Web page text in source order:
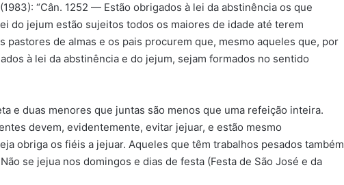
“Cân. 1252 — Estão obrigados à lei da abstinência os que
do jejum estão sujeitos todos os maiores de idade até terem
pastores de almas e os pais procurem que, mesmo aqueles que, por
à lei da abstinência e do jejum, sejam formados no sentido
e duas menores que juntas são menos que uma refeição inteira.
devem, evidentemente, evitar jejuar, e estão mesmo
obriga os fiéis a jejuar. Aqueles que têm trabalhos pesados também
se jejua nos domingos e dias de festa (Festa de São José e da